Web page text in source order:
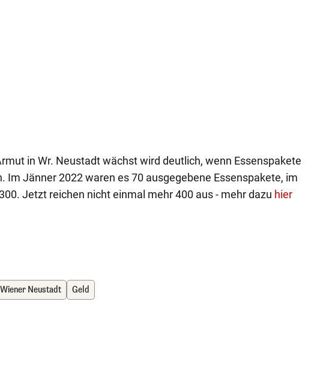
in Wr. Neustadt wächst wird deutlich, wenn Essenspakete
Im Jänner 2022 waren es 70 ausgegebene Essenspakete, im
Jetzt reichen nicht einmal mehr 400 aus - mehr dazu hier
Wiener Neustadt Geld